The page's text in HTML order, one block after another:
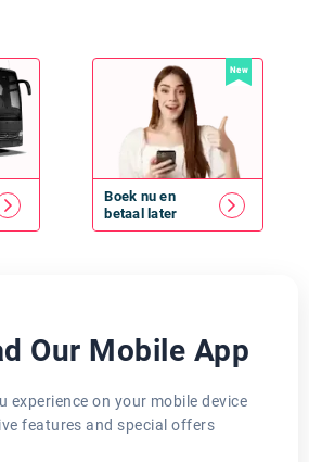
New
Boek nu en
betaal later
Our Mobile App
experience on your mobile device
features and special offers